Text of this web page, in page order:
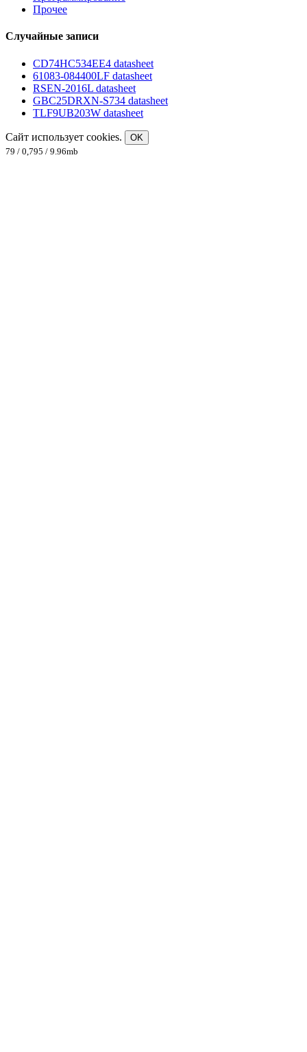
Прочее
Случайные записи
CD74HC534EE4 datasheet
61083-084400LF datasheet
RSEN-2016L datasheet
GBC25DRXN-S734 datasheet
TLF9UB203W datasheet
Сайт использует cookies.
OK
79 / 0,795 / 9.96mb